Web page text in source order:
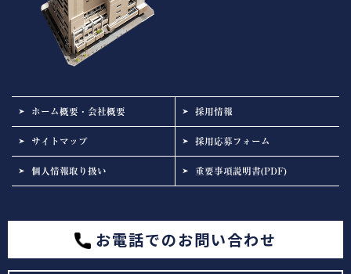
ホーム概要・会社概要 採用情報
サイトマップ 採用応募フォーム
個人情報取り扱い 重要事項説明書(PDF)
お電話でのお問い合わせ